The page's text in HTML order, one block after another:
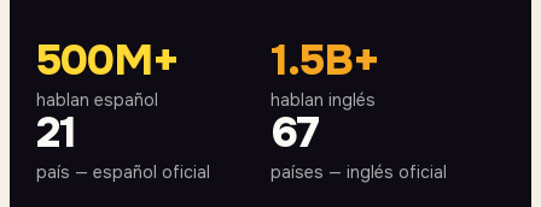
500M+
hablan español
1.5B+
hablan inglés
21
país — español oficial
67
países — inglés oficial